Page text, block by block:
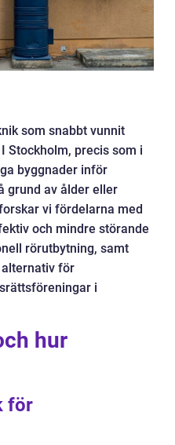
som snabbt vunnit
Stockholm, precis som i
byggnader inför
grund av ålder eller
vi fördelarna med
och mindre störande
rörutbytning, samt
för
i
hur
för